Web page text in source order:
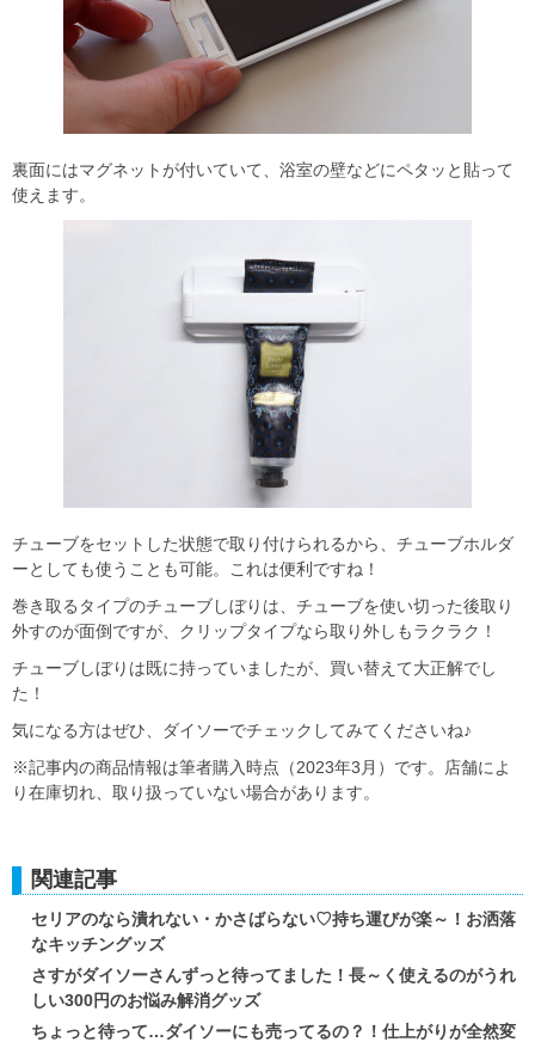
裏面にはマグネットが付いていて、浴室の壁などにペタッと貼って
使えます。
チューブをセットした状態で取り付けられるから、チューブホルダ
ーとしても使うことも可能。これは便利ですね！
巻き取るタイプのチューブしぼりは、チューブを使い切った後取り
外すのが面倒ですが、クリップタイプなら取り外しもラクラク！
チューブしぼりは既に持っていましたが、買い替えて大正解でし
た！
気になる方はぜひ、ダイソーでチェックしてみてくださいね♪
※記事内の商品情報は筆者購入時点（2023年3月）です。店舗によ
り在庫切れ、取り扱っていない場合があります。
関連記事
セリアのなら潰れない・かさばらない♡持ち運びが楽～！お洒落
なキッチングッズ
さすがダイソーさんずっと待ってました！長～く使えるのがうれ
しい300円のお悩み解消グッズ
ちょっと待って…ダイソーにも売ってるの？！仕上がりが全然変